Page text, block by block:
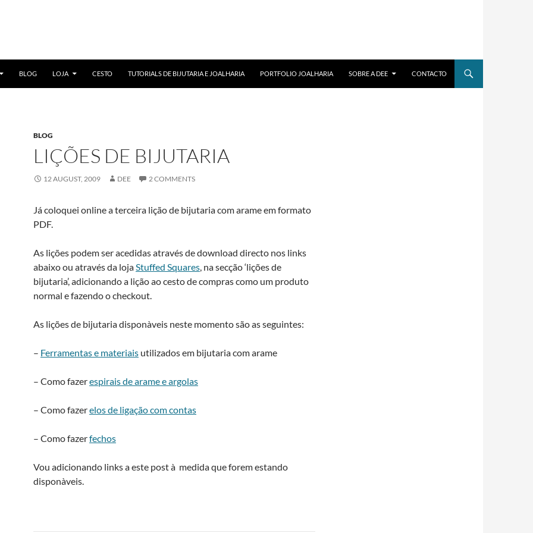
BLOG LOJA CESTO TUTORIALS DE BIJUTARIA E JOALHARIA PORTFOLIO JOALHARIA SOBRE A DEE CONTACTO
BLOG
LIÇÕES DE BIJUTARIA
12 AUGUST, 2009 DEE 2 COMMENTS
Já coloquei online a terceira lição de bijutaria com arame em formato
PDF.
As lições podem ser acedidas através de download directo nos links
abaixo ou através da lojaStuffed Squares, na secção ‘lições de
bijutaria’, adicionando a lição ao cesto de compras como um produto
normal e fazendo o checkout.
As lições de bijutaria disponà­veis neste momento são as seguintes:
– Ferramentas e materiais utilizados em bijutaria com arame
– Como fazerespirais de arame e argolas
– Como fazerelos de ligação com contas
– Como fazerfechos
Vou adicionando links a este post à medida que forem estando
disponà­veis.